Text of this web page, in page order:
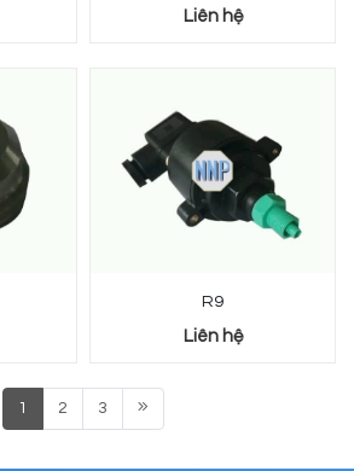
Liên hệ
R9
Liên hệ
1 2 3